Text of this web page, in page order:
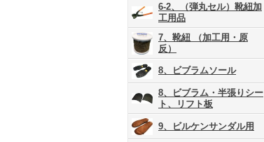
6-2、（弾丸セル）靴紐加
工用品
7、靴紐 （加工用・原
反）
8、ビブラムソール
8、ビブラム・半張りシー
ト、リフト板
9、ビルケンサンダル用